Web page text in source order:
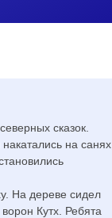
сказок.
на санях,
На дереве сидел
Кутх. Ребята